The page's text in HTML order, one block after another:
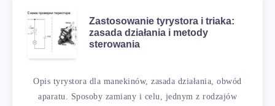
Zastosowanie tyrystora i triaka:
zasada działania i metody
sterowania
Opis tyrystora dla manekinów, zasada działania, obwód
aparatu. Sposoby zamiany i celu, jednym z rodzajów